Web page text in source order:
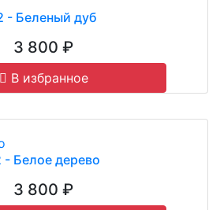
- Беленый дуб
3 800 ₽
В избранное
- Белое дерево
3 800 ₽